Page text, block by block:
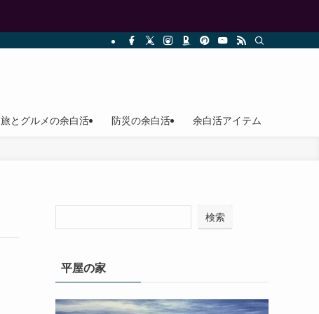
旅とグルメの余白活 防災の余白活 余白活アイテム
検索
平屋の家